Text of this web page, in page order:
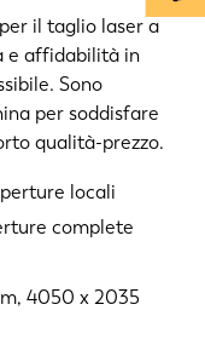
il taglio laser a
e affidabilità in
Sono
per soddisfare
qualità-prezzo.
locali
complete
4050 x 2035